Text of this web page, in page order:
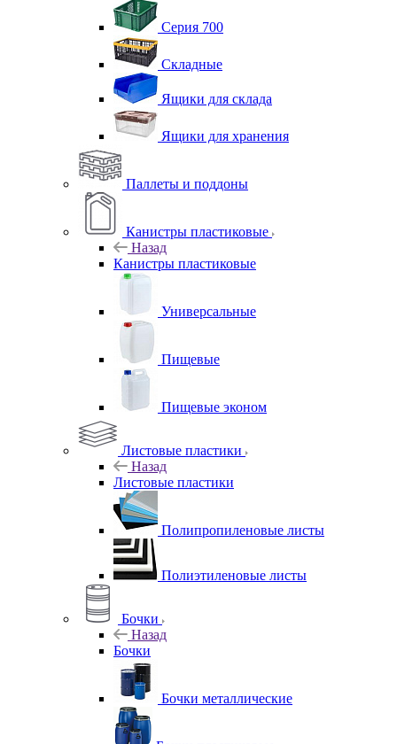
Серия 700
Складные
Ящики для склада
Ящики для хранения
Паллеты и поддоны
Канистры пластиковые
Назад
Канистры пластиковые
Универсальные
Пищевые
Пищевые эконом
Листовые пластики
Назад
Листовые пластики
Полипропиленовые листы
Полиэтиленовые листы
Бочки
Назад
Бочки
Бочки металлические